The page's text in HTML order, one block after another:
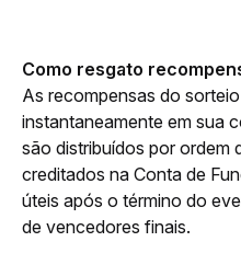
Como resgato
As recompensas do
instantaneamente em sua
são distribuídos por ordem
creditados na Conta de
úteis após o término do
de vencedores finais.